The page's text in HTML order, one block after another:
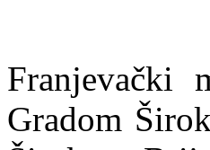
Franjevački
Gradom